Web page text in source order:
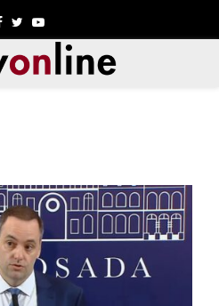
Facebook
TwitterYoutube